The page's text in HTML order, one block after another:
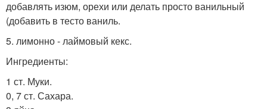
добавлять изюм, орехи или делать просто ванильный
(добавить в тесто ваниль.
5. лимонно - лаймовый кекс.
Ингредиенты:
1 ст. Муки.
0, 7 ст. Сахара.